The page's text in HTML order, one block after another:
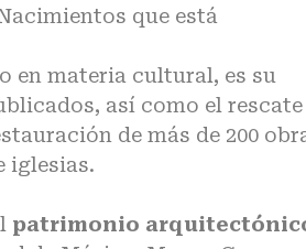
que está
en materia cultural, es su
así como el rescate
de más de 200
iglesias.
patrimonio